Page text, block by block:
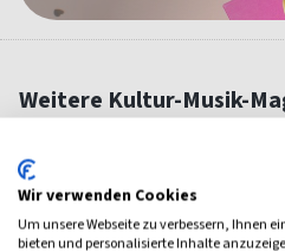
Weitere Kultur-Musik-
Wir verwenden Cookies
Um unsere Webseite zu verbessern, Ihnen
bieten und personalisierte Inhalte